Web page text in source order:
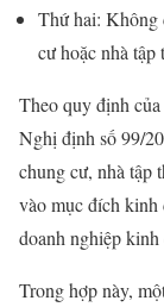
Thứ hai: Không
cư hoặc nhà tập
Theo quy định
Nghị định số 99/
chung cư, nhà tập
vào mục đích
doanh nghiệp
Trong hợp này,